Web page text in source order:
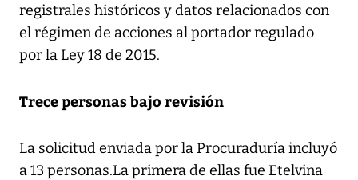
registrales históricos y datos relacionados con
el régimen de acciones al portador regulado
por la Ley 18 de 2015.
Trece personas bajo revisión
La solicitud enviada por la Procuraduría incluyó
a 13 personas.La primera de ellas fue Etelvina